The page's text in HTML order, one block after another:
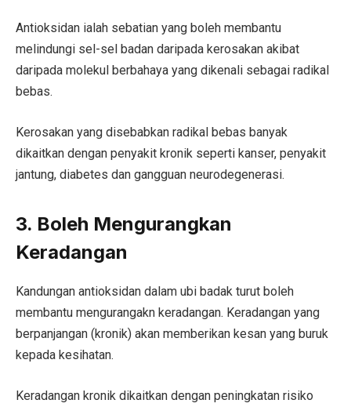
Antioksidan ialah sebatian yang boleh membantu
melindungi sel-sel badan daripada kerosakan akibat
daripada molekul berbahaya yang dikenali sebagai radikal
bebas.
Kerosakan yang disebabkan radikal bebas banyak
dikaitkan dengan penyakit kronik seperti kanser, penyakit
jantung, diabetes dan gangguan neurodegenerasi.
3. Boleh Mengurangkan
Keradangan
Kandungan antioksidan dalam ubi badak turut boleh
membantu mengurangakn keradangan. Keradangan yang
berpanjangan (kronik) akan memberikan kesan yang buruk
kepada kesihatan.
Keradangan kronik dikaitkan dengan peningkatan risiko